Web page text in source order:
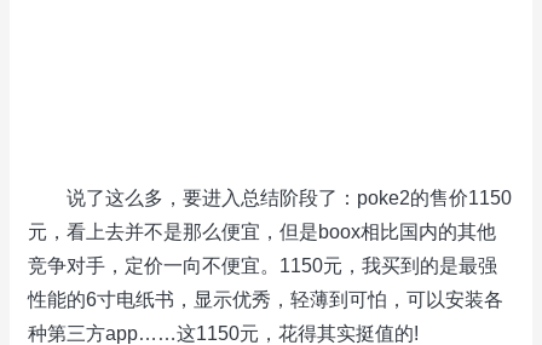
说了这么多，要进入总结阶段了：poke2的售价1150
元，看上去并不是那么便宜，但是boox相比国内的其他
竞争对手，定价一向不便宜。1150元，我买到的是最强
性能的6寸电纸书，显示优秀，轻薄到可怕，可以安装各
种第三方app……这1150元，花得其实挺值的!